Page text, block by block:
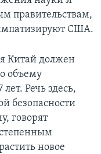
правительствам,
США.
Китай должен
объему
Речь здесь,
безопасности
говорят
новое